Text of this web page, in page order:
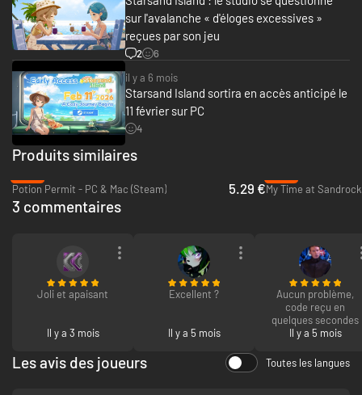
sur l'avalanche « d'éloges excessives »
reçues par son jeu
2
6
il y a 6 mois
Starsand Island sortira en accès anticipé le
11 février sur PC
4
Produits similaires
Potion Permit - PC & Mac (Steam)
5.29 €My Time at
3 commentaires
Joli et apaisant
Il y a 3 mois
Excellent ?
Il y a 5 mois
Aucun problème,
code reçu en
quelques secondes
Il y a 5 mois
Les avis des joueurs Toutes les langues